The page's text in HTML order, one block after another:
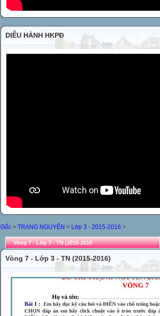
DIỄU HÀNH HKPĐ
Gốc > TRẠNG NGUYÊN > Lớp 3 - 2015-2016 >
Vòng 7 - Lớp 3 - TN (2015-2016
Vòng 7 - Lớp 3 - TN (2015-2016)